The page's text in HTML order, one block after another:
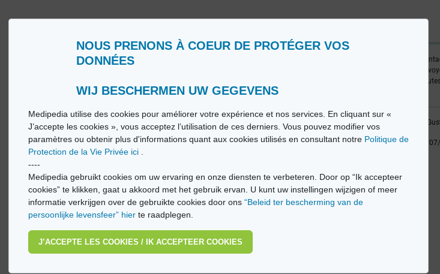
NOUS PRENONS À COEUR DE PROTÉGER VOS
DONNÉES
WIJ BESCHERMEN UW GEGEVENS
Medipedia utilise des cookies pour améliorer votre expérience et nos services. En cliquant sur «
J’accepte les cookies », vous acceptez l’utilisation de ces derniers. Vous pouvez modifier vos
paramètres ou obtenir plus d'informations quant aux cookies utilisés en consultant notre Politique de
Protection de la Vie Privée ici .
----
Medipedia gebruikt cookies om uw ervaring en onze diensten te verbeteren. Door op “Ik accepteer
cookies” te klikken, gaat u akkoord met het gebruik ervan. U kunt uw instellingen wijzigen of meer
informatie verkrijgen over de gebruikte cookies door ons“Beleid ter bescherming van de
persoonlijke levensfeer” hier te raadplegen.
J’ACCEPTE LES COOKIES / IK ACCEPTEER COOKIES
Qui sommes nous ?
© Vivio sa, 2014-2026 - Tous droits réservés | Avenue
Dernière mise à jour: 22/